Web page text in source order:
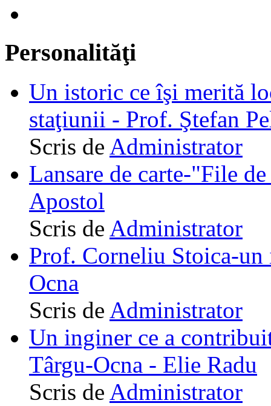
Personalităţi
Un istoric ce îşi merită
staţiunii - Prof. Ştefan
Scris de Administrator
Lansare de carte-"File
Apostol
Scris de Administrator
Prof. Corneliu Stoica-
Ocna
Scris de Administrator
Un inginer ce a
Târgu-Ocna - Elie Radu
Scris de Administrator